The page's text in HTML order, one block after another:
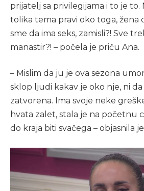
prijatelj sa privilegijama i to je to.
tolika tema pravi oko toga, žena
sme da ima seks, zamisli?! Sve
manastir?! – počela je priču Ana.
– Mislim da ju je ova sezona
sklop ljudi kakav je oko nje, ni
zatvorena. Ima svoje neke
hvata zalet, stala je na početnu
do kraja biti svačega – objasnila